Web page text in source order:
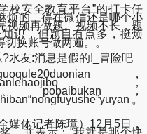
安全教育平台”的打卡任
烦的，得在微信还是哪个小
视频再做题。视频不长，题
识，但题目有点多，挺烦
换账号做两遍。。
水友:消息是假的!_冒险吧
，
，
、pobaibukan，
。
体记者陈璋）12月5日，